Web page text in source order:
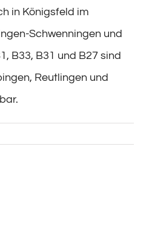
in Königsfeld im
Schwenningen und
B33, B31 und B27 sind
Reutlingen und